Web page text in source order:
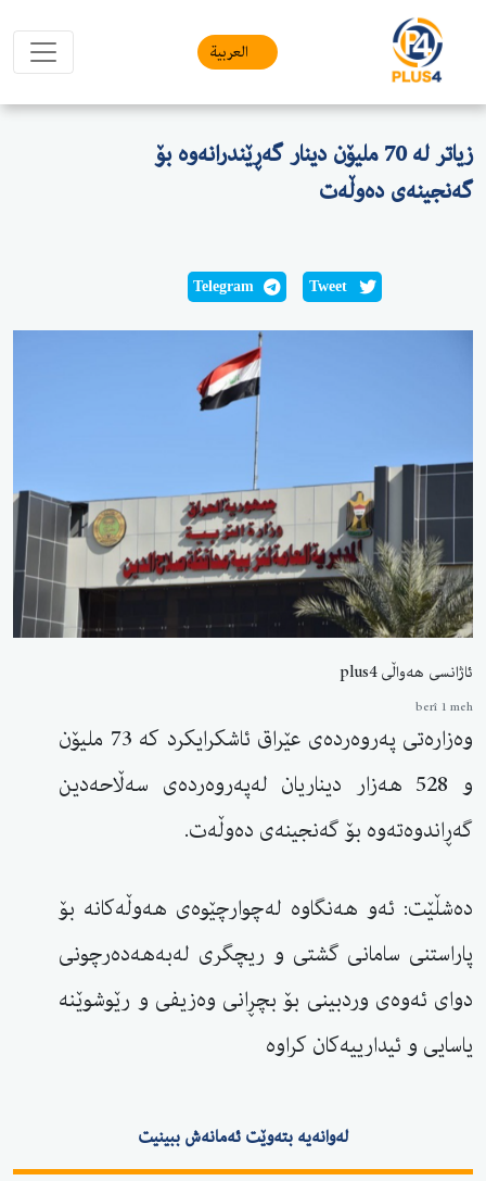
العربیة
زیاتر لە 70 ملیۆن دینار گەڕێندرانەوە بۆ
گەنجینەی دەوڵەت
Tweet
Telegram
ئاژانسی هەواڵی plus4
berî 1 meh
وەزارەتی پەروەردەی عێراق ئاشكرایكرد كە 73 ملیۆن
و 528 هەزار دیناریان لەپەروەردەی سەڵاحەدین
گەڕاندوەتەوە بۆ گەنجینەی دەوڵەت.
دەشڵێت: ئەو هەنگاوە لەچوارچێوەی هەوڵەكانە بۆ
پاراستنی سامانی گشتی و ریچگری لەبەهەدەرچونی
دوای ئەوەی وردبینی بۆ بچڕانی وەزیفی و رێوشوێنە
یاسایی و ئیدارییەكان كراوە
لەوانەیە بتەوێت ئەمانەش ببینیت